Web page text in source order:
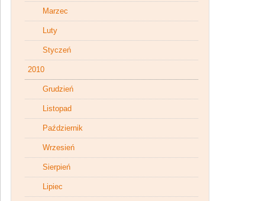
Marzec
Luty
Styczeń
2010
Grudzień
Listopad
Październik
Wrzesień
Sierpień
Lipiec